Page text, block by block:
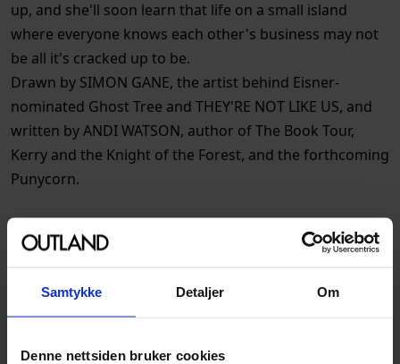
Samtykke Detaljer Om
Denne nettsiden bruker cookies
up, and she'll soon learn that life on a small island
where everyone knows each other's business may not
be all it's cracked up to be.
Drawn by SIMON GANE, the artist behind Eisner-
nominated Ghost Tree and THEY'RE NOT LIKE US, and
written by ANDI WATSON, author of The Book Tour,
Kerry and the Knight of the Forest, and the forthcoming
Punycorn.
Spesifikasjoner